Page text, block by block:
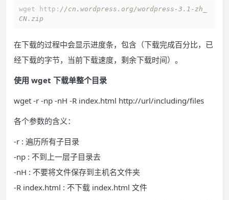
wget http: //cn.wordpress.org/wordpress-3.1-zh_
CN.zip
在下载的过程中会显示进度条，包含（下载完成百分比，已
经下载的字节，当前下载速度，剩余下载时间）。
使用 wget 下载单整个目录
wget -r -np -nH -R index.html http://url/including/files
各个参数的含义：
-r : 遍历所有子目录
-np : 不到上一层子目录去
-nH : 不要将文件保存到主机名文件夹
-R index.html : 不下载 index.html 文件